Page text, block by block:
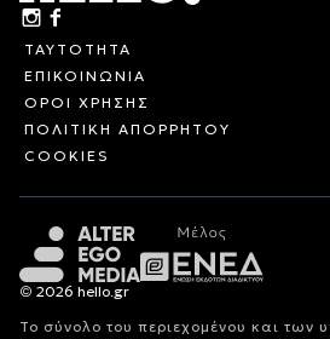
ΤΑΥΤΟΤΗΤΑ
ΕΠΙΚΟΙΝΩΝΙΑ
ΟΡΟΙ ΧΡΗΣΗΣ
ΠΟΛΙΤΙΚΗ ΑΠΟΡΡΗΤΟΥ
COOKIES
© 2026 hello.gr
Το σύνολο του περιεχομένου και των